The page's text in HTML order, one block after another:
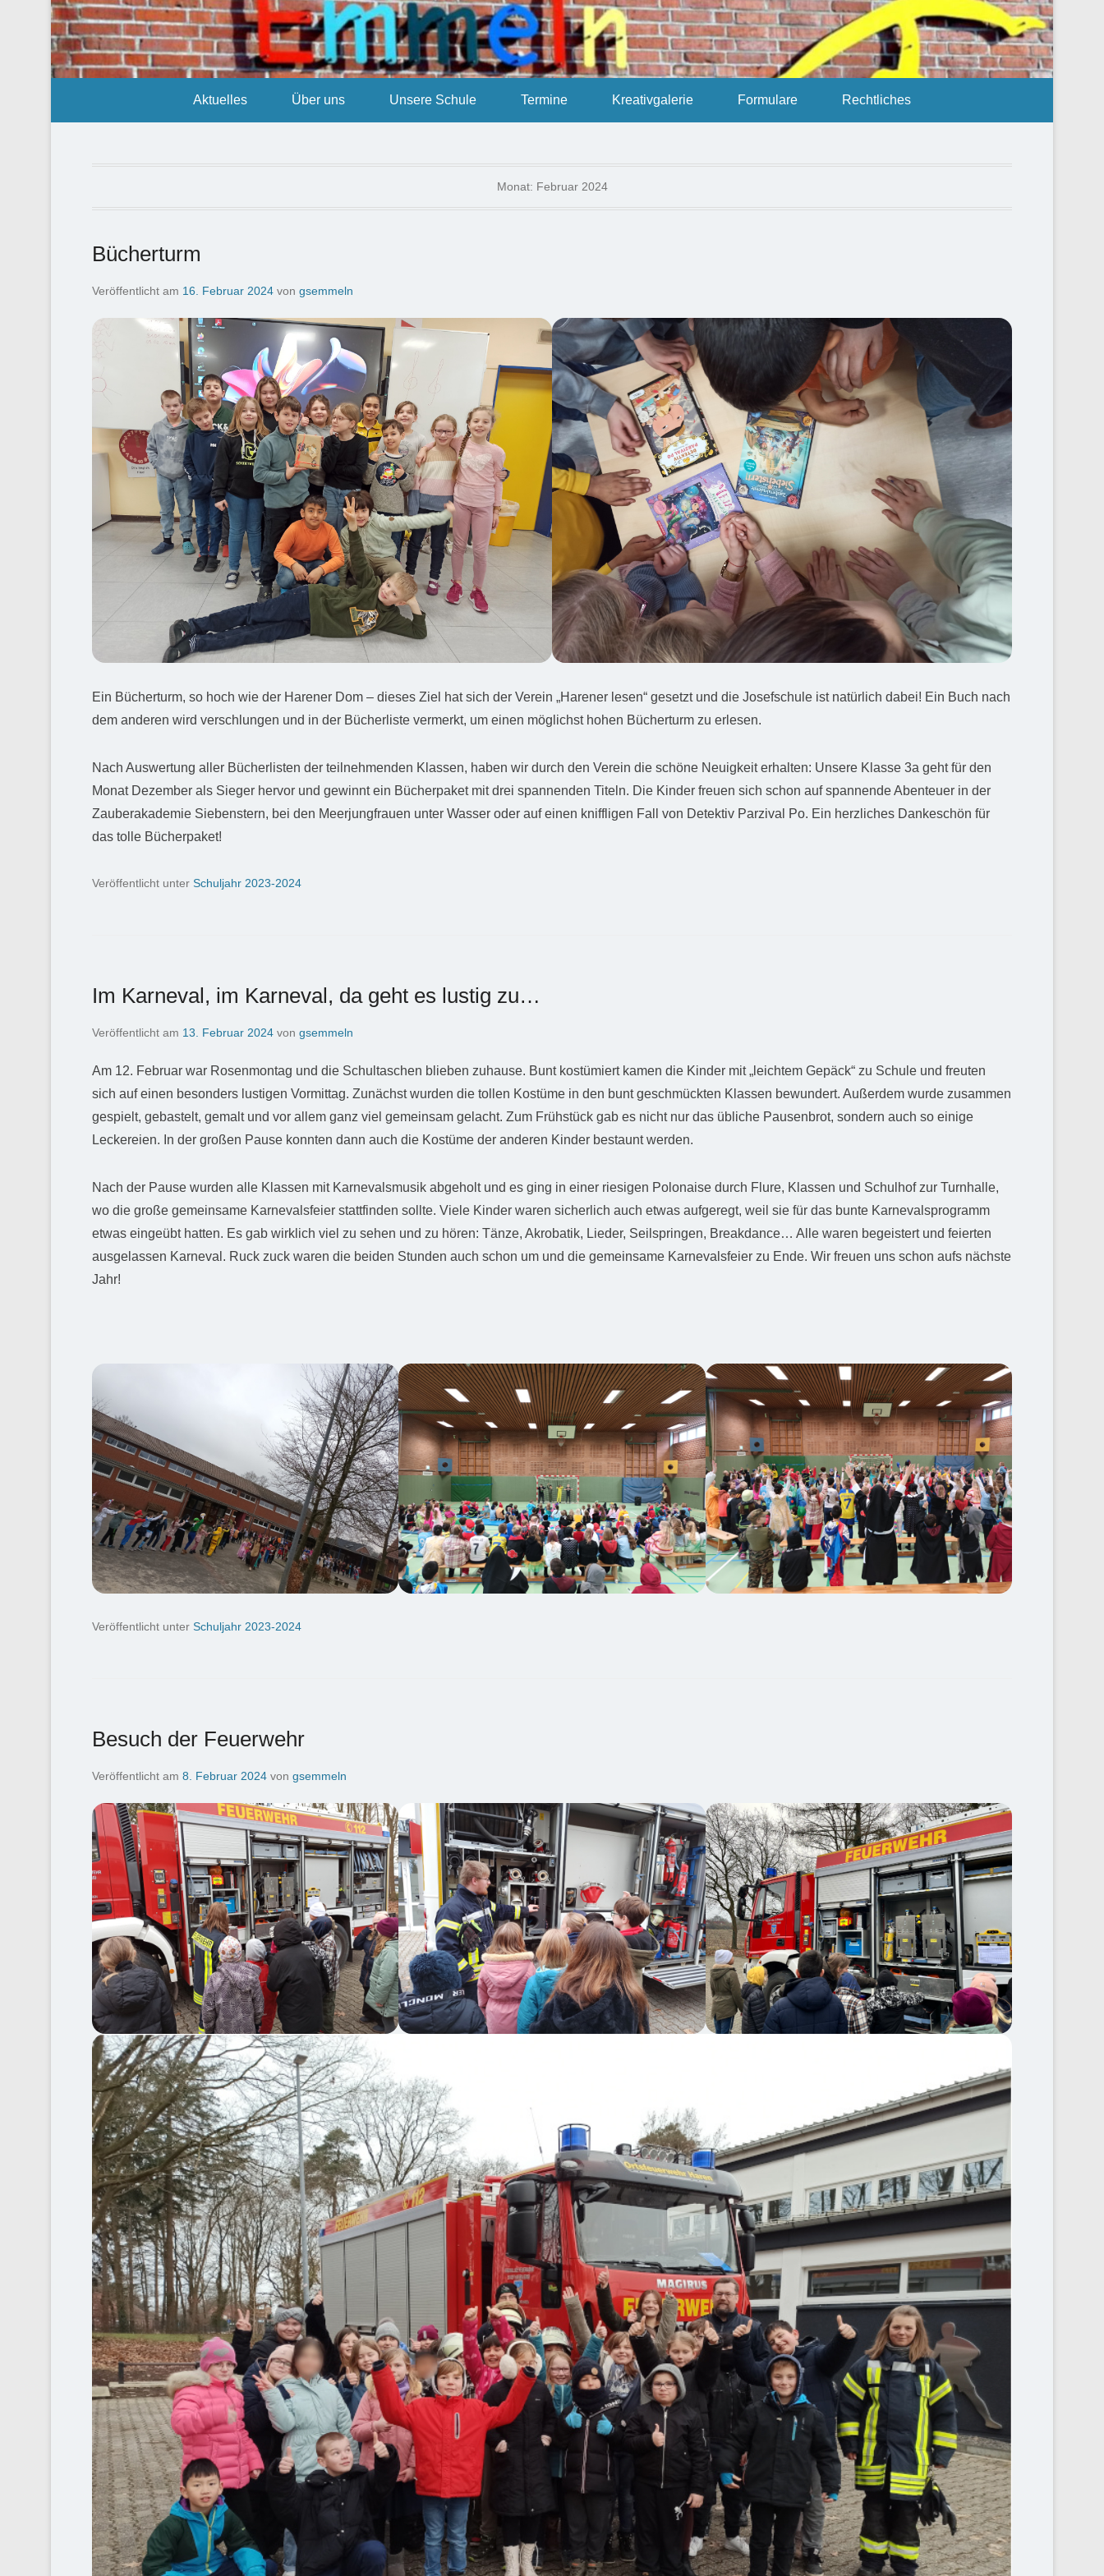
Aktuelles Über uns Unsere Schule Termine Kreativgalerie Formulare Rechtliches
Monat: Februar 2024
Bücherturm
Veröffentlicht am 16. Februar 2024 von gsemmeln
Ein Bücherturm, so hoch wie der Harener Dom – dieses Ziel hat sich der Verein „Harener lesen“ gesetzt und die Josefschule ist natürlich dabei! Ein Buch nach
dem anderen wird verschlungen und in der Bücherliste vermerkt, um einen möglichst hohen Bücherturm zu erlesen.
Nach Auswertung aller Bücherlisten der teilnehmenden Klassen, haben wir durch den Verein die schöne Neuigkeit erhalten: Unsere Klasse 3a geht für den
Monat Dezember als Sieger hervor und gewinnt ein Bücherpaket mit drei spannenden Titeln. Die Kinder freuen sich schon auf spannende Abenteuer in der
Zauberakademie Siebenstern, bei den Meerjungfrauen unter Wasser oder auf einen kniffligen Fall von Detektiv Parzival Po. Ein herzliches Dankeschön für
das tolle Bücherpaket!
Veröffentlicht unter Schuljahr 2023-2024
Im Karneval, im Karneval, da geht es lustig zu…
Veröffentlicht am 13. Februar 2024 von gsemmeln
Am 12. Februar war Rosenmontag und die Schultaschen blieben zuhause. Bunt kostümiert kamen die Kinder mit „leichtem Gepäck“ zu Schule und freuten
sich auf einen besonders lustigen Vormittag. Zunächst wurden die tollen Kostüme in den bunt geschmückten Klassen bewundert. Außerdem wurde zusammen
gespielt, gebastelt, gemalt und vor allem ganz viel gemeinsam gelacht. Zum Frühstück gab es nicht nur das übliche Pausenbrot, sondern auch so einige
Leckereien. In der großen Pause konnten dann auch die Kostüme der anderen Kinder bestaunt werden.
Nach der Pause wurden alle Klassen mit Karnevalsmusik abgeholt und es ging in einer riesigen Polonaise durch Flure, Klassen und Schulhof zur Turnhalle,
wo die große gemeinsame Karnevalsfeier stattfinden sollte. Viele Kinder waren sicherlich auch etwas aufgeregt, weil sie für das bunte Karnevalsprogramm
etwas eingeübt hatten. Es gab wirklich viel zu sehen und zu hören: Tänze, Akrobatik, Lieder, Seilspringen, Breakdance… Alle waren begeistert und feierten
ausgelassen Karneval. Ruck zuck waren die beiden Stunden auch schon um und die gemeinsame Karnevalsfeier zu Ende. Wir freuen uns schon aufs nächste
Jahr!
Veröffentlicht unter Schuljahr 2023-2024
Besuch der Feuerwehr
Veröffentlicht am 8. Februar 2024 von gsemmeln